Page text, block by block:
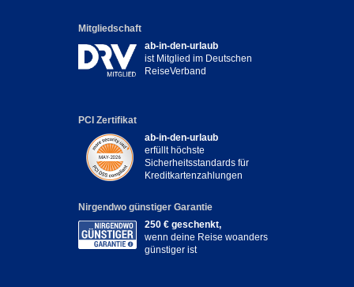
Mitgliedschaft
ab-in-den-urlaub
ist Mitglied im Deutschen
ReiseVerband
PCI Zertifikat
ab-in-den-urlaub
erfüllt höchste
Sicherheitsstandards für
Kreditkartenzahlungen
Nirgendwo günstiger Garantie
250 € geschenkt,
wenn deine Reise woanders
günstiger ist